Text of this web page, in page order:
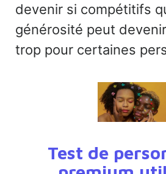
devenir si compétitifs
générosité peut
trop pour certaines
Test de